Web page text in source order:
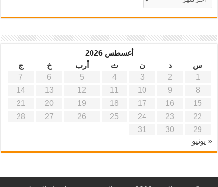
موقع
آفاق
أغسطس 2026
س
د ن ث أرب خ
ج
1
2
3
4
5
6
7
8
9
10
11
12
13
14
15
16
17
18
19
20
21
22
23
24
25
26
27
28
29
30
31
« يونيو